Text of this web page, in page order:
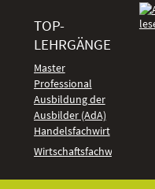
TOP-
LEHRGÄNGE
Master
Professional
Ausbildung der
Ausbilder (AdA)
Handelsfachwirt
Wirtschaftsfachwirt